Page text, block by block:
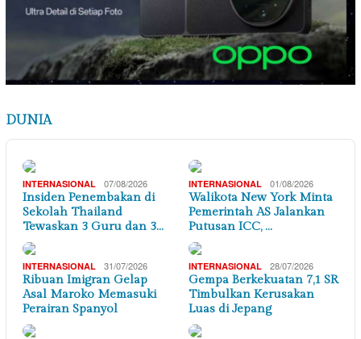
DUNIA
INTERNASIONAL 07/08/2026
Insiden Penembakan di
Sekolah Thailand
Tewaskan 3 Guru dan 3…
INTERNASIONAL 01/08/2026
Walikota New York Minta
Pemerintah AS Jalankan
Putusan ICC, …
INTERNASIONAL 31/07/2026
Ribuan Imigran Gelap
Asal Maroko Memasuki
Perairan Spanyol
INTERNASIONAL 28/07/2026
Gempa Berkekuatan 7,1 SR
Timbulkan Kerusakan
Luas di Jepang